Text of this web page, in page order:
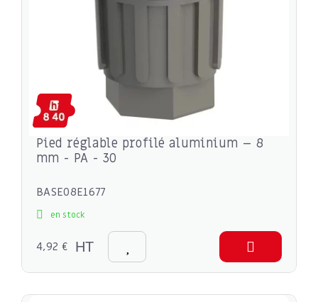
Pied réglable profilé aluminium – 8
mm - PA - 30
BASE08E1677
en stock
4,92 € HT